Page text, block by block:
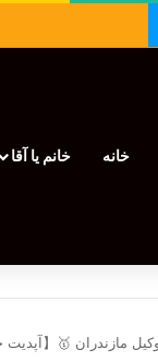
خانه خانم یا آقا